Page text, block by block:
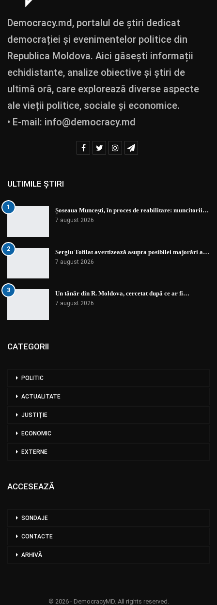
Democracy.md, portalul de știri dedicat
democrației și evenimentelor politice din
Republica Moldova. Aici găsești informații
echidistante, analize obiective și știri de
ultimă oră, care explorează diverse aspecte
ale vieții politice, sociale și economice.
• E-mail: info@democracy.md
ULTIMILE ȘTIRI
1 Șoseaua Muncești, în proces de reabilitare: muncitorii…
7 august 2026
2 Sergiu Tofilat avertizează asupra posibilei majorări a…
7 august 2026
3 Un tânăr din R. Moldova, cercetat după ce ar fi…
7 august 2026
CATEGORII
POLITIC
ACTUALITATE
JUSTIȚIE
ECONOMIC
EXTERNE
ACCESEAZĂ
SONDAJE
CONTACTE
ARHIVĂ
© 2026 - DemocracyMD. All rights reserved.